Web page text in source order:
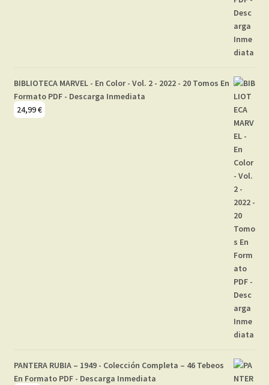
BIBLIOTECA MARVEL - En Color - Vol. 2 - 2022 - 20 Tomos En
Formato PDF - Descarga Inmediata
24,99€
PANTERA RUBIA – 1949 - Colección Completa – 46 Tebeos
En Formato PDF - Descarga Inmediata